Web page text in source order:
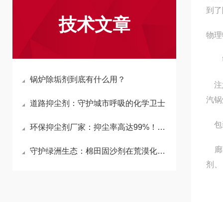
技术文章
锅炉除垢剂到底有什么用？
道路抑尘剂：守护城市呼吸的化学卫士
环保抑尘剂厂家：抑尘率高达99%！揭秘生物纳膜与高分子材料的硬核除尘原理
守护绿洲生态：棉田固沙剂在荒漠化治理中的重要作用
到
物
密
注
汽
包
廊
剂、